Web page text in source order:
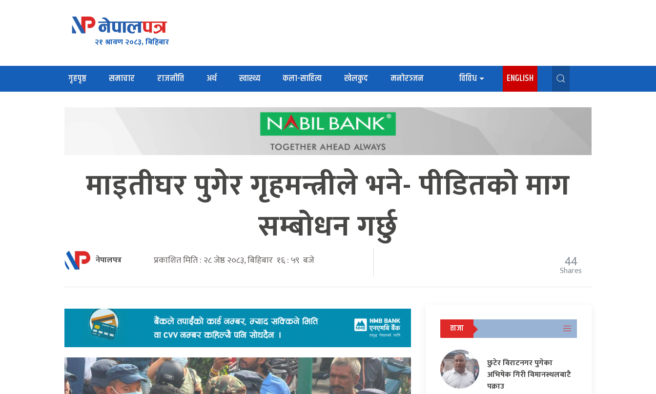
२१ श्रावण २०८३, बिहिबार
गृहपृष्ठ समाचार राजनीति अर्थ स्वास्थ्य कला-साहित्य खेलकुद मनोरञ्जन विविध ENGLISH
माइतीघर पुगेर गृहमन्त्रीले भने- पीडितको माग
सम्बोधन गर्छु
नेपालपत्र प्रकाशित मिति : २८ जेष्ठ २०८३, बिहिबार १६ : ५९ बजे 44
Shares
ताजा
छुटेर विराटनगर पुगेका
अभिषेक गिरी विमानस्थलबाटै
पक्राउ